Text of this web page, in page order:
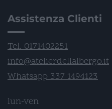
Assistenza Clienti
Tel. 0171402251
info@atelierdellalbergo.it
Whatsapp 337 1494123
lun-ven